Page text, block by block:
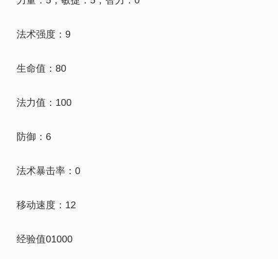
法术强度：9
生命值：80
法力值：100
防御：6
法术暴击率：0
移动速度：12
经验值01000